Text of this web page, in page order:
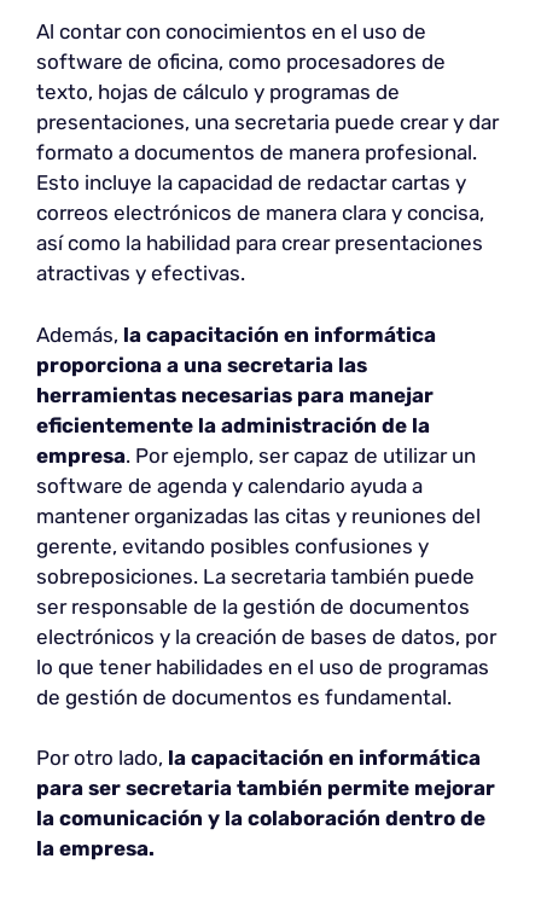
Al contar con conocimientos en el uso de
software de oficina, como procesadores de
texto, hojas de cálculo y programas de
presentaciones, una secretaria puede crear y dar
formato a documentos de manera profesional.
Esto incluye la capacidad de redactar cartas y
correos electrónicos de manera clara y concisa,
así como la habilidad para crear presentaciones
atractivas y efectivas.
Además, la capacitación en informática
proporciona a una secretaria las
herramientas necesarias para manejar
eficientemente la administración de la
empresa. Por ejemplo, ser capaz de utilizar un
software de agenda y calendario ayuda a
mantener organizadas las citas y reuniones del
gerente, evitando posibles confusiones y
sobreposiciones. La secretaria también puede
ser responsable de la gestión de documentos
electrónicos y la creación de bases de datos, por
lo que tener habilidades en el uso de programas
de gestión de documentos es fundamental.
Por otro lado, la capacitación en informática
para ser secretaria también permite mejorar
la comunicación y la colaboración dentro de
la empresa.